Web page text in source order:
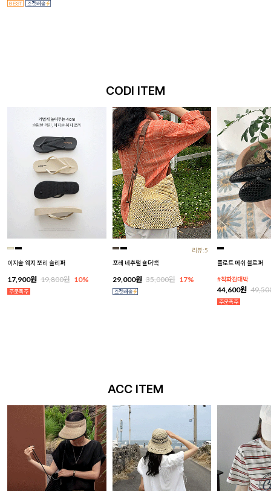
CODI ITEM
이지솔 웨지 쪼리 슬리퍼
17,900원 19,800원 10%
리뷰:5
포레 네추럴 숄더백
29,000원 35,000원 17%
플로트 메쉬 블로퍼
#착화감대박
44,600원
ACC ITEM